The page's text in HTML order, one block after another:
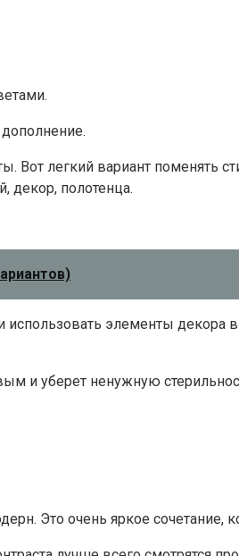
легкий вариант поменять
декор, полотенца.
элементы декора
и уберет ненужную
Это очень яркое сочетание,